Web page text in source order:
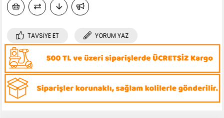
TAVSIYE ET YORUM YAZ